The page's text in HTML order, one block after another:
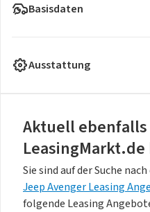
Basisdaten
Ausstattung
Aktuell
Sie sind auf der Suche
Jeep Avenger Leasing
folgende Leasing